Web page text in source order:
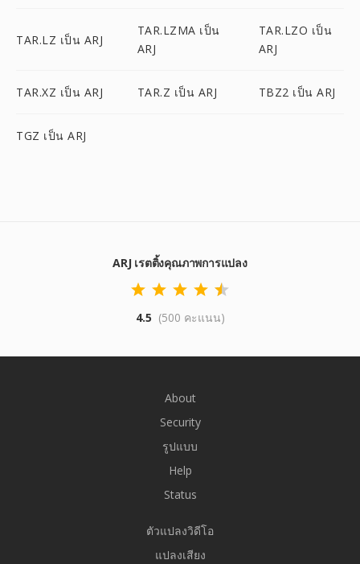
TAR.LZ เป็น ARJ
TAR.LZMA เป็น
ARJ
TAR.LZO เป็น
ARJ
TAR.XZ เป็น ARJ TAR.Z เป็น ARJ TBZ2 เป็น ARJ
TGZ เป็น ARJ
ARJ เรตติ้งคุณภาพการแปลง
4.5 (500 คะแนน)
About
Security
รูปแบบ
Help
Status
ตัวแปลงวิดีโอ
แปลงเสียง